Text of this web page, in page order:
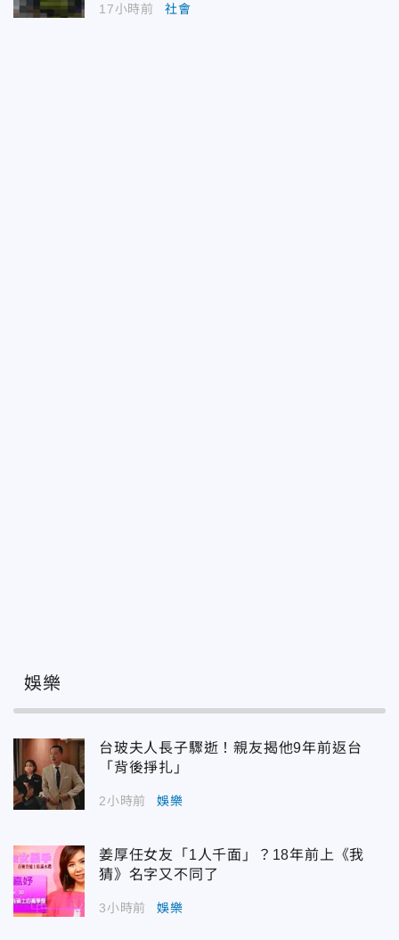
17小時前 社會
娛樂
台玻夫人長子驟逝！親友揭他9年前返台
「背後掙扎」
2小時前 娛樂
姜厚任女友「1人千面」？18年前上《我
猜》名字又不同了
3小時前 娛樂